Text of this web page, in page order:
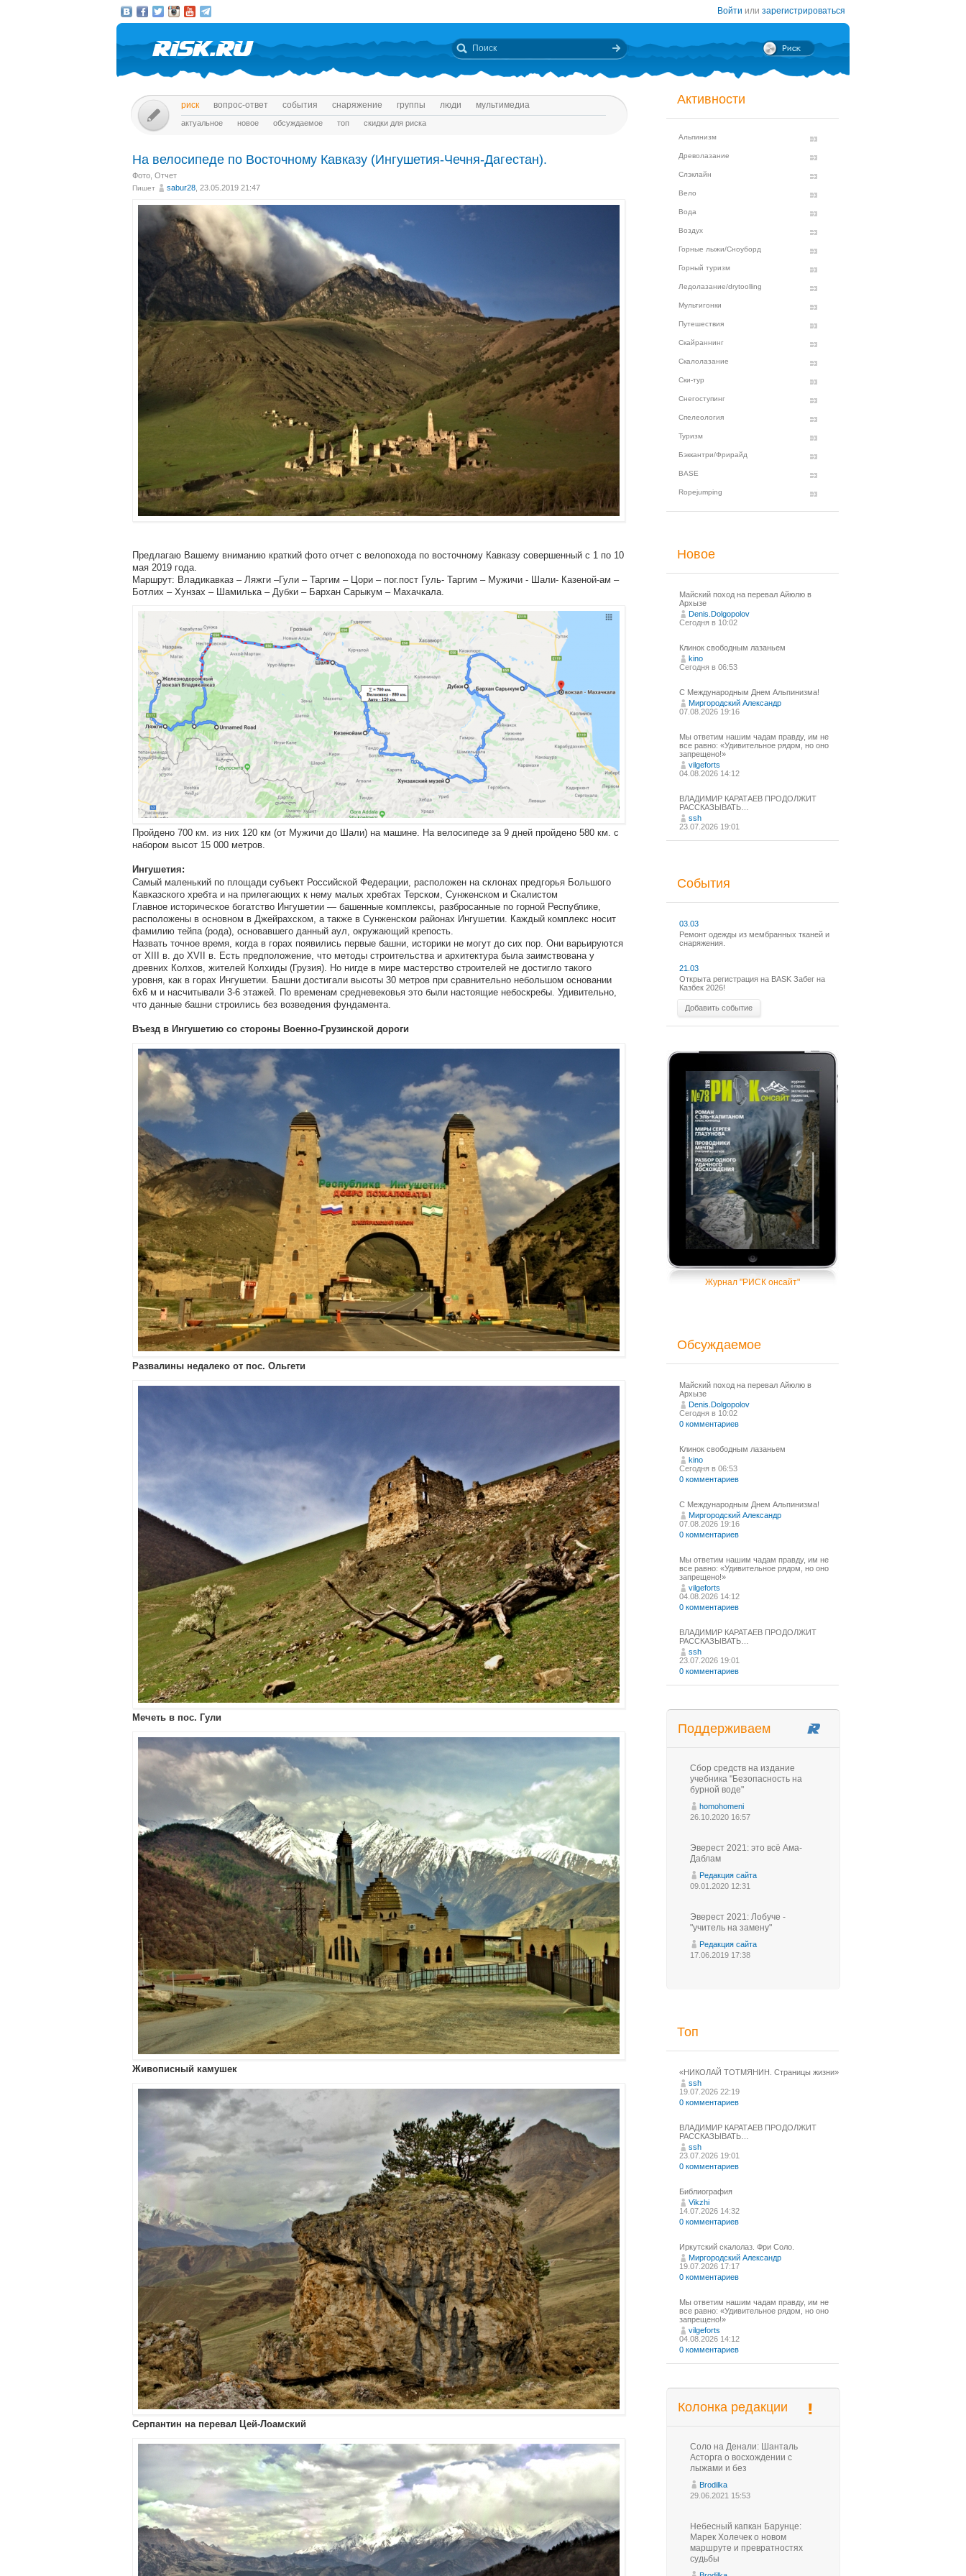
Войти или зарегистрироваться
риск вопрос-ответ события снаряжение группы люди мультимедиа
актуальное новое обсуждаемое топ скидки для риска
На велосипеде по Восточному Кавказу (Ингушетия-Чечня-Дагестан).
Фото Отчет
Пишет sabur28 , 23.05.2019 21:47
Предлагаю Вашему вниманию краткий фото отчет с велопохода по восточному Кавказу совершенный с 1 по 10
мая 2019 года.
Маршрут: Владикавказ – Ляжги –Гули – Таргим – Цори – пог.пост Гуль- Таргим – Мужичи - Шали- Казеной-ам –
Ботлих – Хунзах – Шамилька – Дубки – Бархан Сарыкум – Махачкала.
Пройдено 700 км. из них 120 км (от Мужичи до Шали) на машине. На велосипеде за 9 дней пройдено 580 км. с
набором высот 15 000 метров.
Ингушетия:
Самый маленький по площади субъект Российской Федерации, расположен на склонах предгорья Большого
Кавказского хребта и на прилегающих к нему малых хребтах Терском, Сунженском и Скалистом
Главное историческое богатство Ингушетии — башенные комплексы, разбросанные по горной Республике,
расположены в основном в Джейрахском, а также в Сунженском районах Ингушетии. Каждый комплекс носит
фамилию тейпа (рода), основавшего данный аул, окружающий крепость.
Назвать точное время, когда в горах появились первые башни, историки не могут до сих пор. Они варьируются
от XIII в. до XVII в. Есть предположение, что методы строительства и архитектура была заимствована у
древних Колхов, жителей Колхиды (Грузия). Но нигде в мире мастерство строителей не достигло такого
уровня, как в горах Ингушетии. Башни достигали высоты 30 метров при сравнительно небольшом основании
6х6 м и насчитывали 3-6 этажей. По временам средневековья это были настоящие небоскребы. Удивительно,
что данные башни строились без возведения фундамента.
Въезд в Ингушетию со стороны Военно-Грузинской дороги
Развалины недалеко от пос. Ольгети
Мечеть в пос. Гули
Живописный камушек
Серпантин на перевал Цей-Лоамский
Активности
Альпинизм
Древолазание
Слэклайн
Вело
Вода
Воздух
Горные лыжи/Сноуборд
Горный туризм
Ледолазание/drytoolling
Мультигонки
Путешествия
Скайраннинг
Скалолазание
Ски-тур
Снегоступинг
Спелеология
Туризм
Бэккантри/Фрирайд
BASE
Ropejumping
Новое
Майский поход на перевал Айюлю в
Архызе
Denis.Dolgopolov
Сегодня в 10:02
Клинок свободным лазаньем
kino
Сегодня в 06:53
С Международным Днем Альпинизма!⁠
Миргородский Александр
07.08.2026 19:16
Мы ответим нашим чадам правду, им не
все равно: «Удивительное рядом, но оно
запрещено!»
vilgeforts
04.08.2026 14:12
ВЛАДИМИР КАРАТАЕВ ПРОДОЛЖИТ
РАССКАЗЫВАТЬ…
ssh
23.07.2026 19:01
События
03.03
Ремонт одежды из мембранных тканей и
снаряжения.
21.03
Открыта регистрация на BASK Забег на
Казбек 2026!
Добавить событие
Журнал "РИСК онсайт"
Обсуждаемое
Майский поход на перевал Айюлю в
Архызе
Denis.Dolgopolov
Сегодня в 10:02
0 комментариев
Клинок свободным лазаньем
kino
Сегодня в 06:53
0 комментариев
С Международным Днем Альпинизма!⁠
Миргородский Александр
07.08.2026 19:16
0 комментариев
Мы ответим нашим чадам правду, им не
все равно: «Удивительное рядом, но оно
запрещено!»
vilgeforts
04.08.2026 14:12
0 комментариев
ВЛАДИМИР КАРАТАЕВ ПРОДОЛЖИТ
РАССКАЗЫВАТЬ…
ssh
23.07.2026 19:01
0 комментариев
Поддерживаем
Сбор средств на издание
учебника "Безопасность на
бурной воде"
homohomeni
26.10.2020 16:57
Эверест 2021: это всё Ама-
Даблам
Редакция сайта
09.01.2020 12:31
Эверест 2021: Лобуче -
"учитель на замену"
Редакция сайта
17.06.2019 17:38
Топ
«НИКОЛАЙ ТОТМЯНИН. Страницы жизни»
ssh
19.07.2026 22:19
0 комментариев
ВЛАДИМИР КАРАТАЕВ ПРОДОЛЖИТ
РАССКАЗЫВАТЬ…
ssh
23.07.2026 19:01
0 комментариев
Библиография
Vikzhi
14.07.2026 14:32
0 комментариев
Иркутский скалолаз. Фри Соло.
Миргородский Александр
19.07.2026 17:17
0 комментариев
Мы ответим нашим чадам правду, им не
все равно: «Удивительное рядом, но оно
запрещено!»
vilgeforts
04.08.2026 14:12
0 комментариев
Колонка редакции
Соло на Денали: Шанталь
Асторга о восхождении с
лыжами и без
Brodilka
29.06.2021 15:53
Небесный капкан Барунце:
Марек Холечек о новом
маршруте и превратностях
судьбы